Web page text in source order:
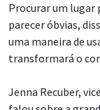
Procurar um lugar
parecer óbvias,
uma maneira de
transformará o
Jenna Recuber,